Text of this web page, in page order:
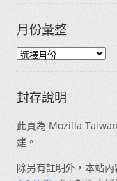
月份彙整
封存說明
此頁為 Mozilla
建。
除另有註明外，本站